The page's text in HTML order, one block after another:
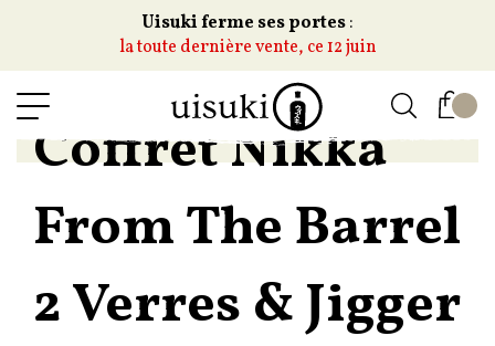
Uisuki ferme ses portes:
la toute dernière vente, ce 12 juin
Coffret Nikka
From The Barrel
2 Verres & Jigger